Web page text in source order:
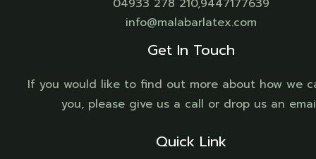
info@malabarlatex.com
Get In Touch
If you would like to find out more about how we
you, please give us a call or drop us an
Quick Link